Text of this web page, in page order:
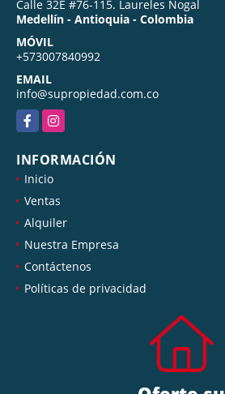
Calle 32E #76-115. Laureles Nogal
Medellín - Antioquia - Colombia
MÓVIL
+573007840992
EMAIL
info@supropiedad.com.co
FacebookInstagram
INFORMACIÓN
Inicio
Ventas
Alquiler
Nuestra Empresa
Contáctenos
Políticas de privacidad